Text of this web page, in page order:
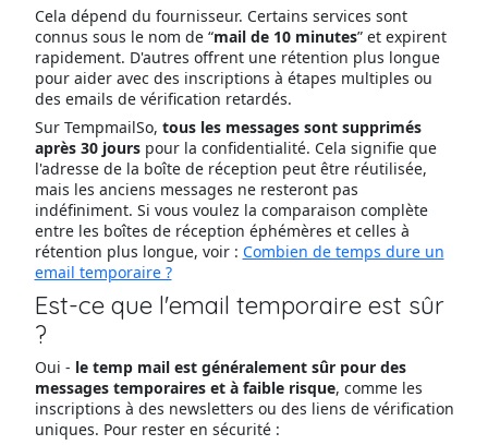
Cela dépend du fournisseur. Certains services sont
connus sous le nom de “mail de 10 minutes” et expirent
rapidement. D'autres offrent une rétention plus longue
pour aider avec des inscriptions à étapes multiples ou
des emails de vérification retardés.
Sur TempmailSo, tous les messages sont supprimés
après 30 jourspour la confidentialité. Cela signifie que
l'adresse de la boîte de réception peut être réutilisée,
mais les anciens messages ne resteront pas
indéfiniment. Si vous voulez la comparaison complète
entre les boîtes de réception éphémères et celles à
rétention plus longue, voir : Combien de temps dure un
email temporaire ?
Est-ce que l'email temporaire est sûr
?
Oui - le temp mail est généralement sûr pour des
messages temporaires et à faible risque, comme les
inscriptions à des newsletters ou des liens de vérification
uniques. Pour rester en sécurité :